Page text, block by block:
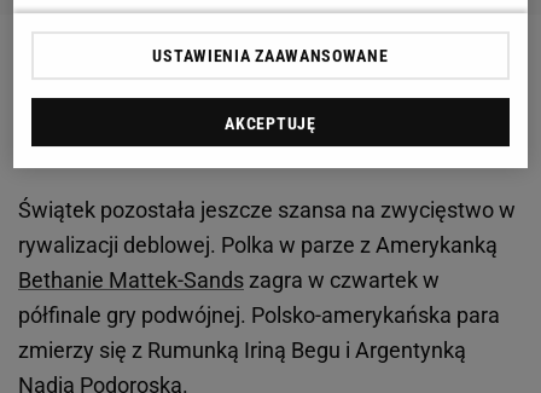
Zobacz wideoIga Świątek: Najważniejsze jest to,
żeby nie mieć oczekiwań w stosunku do swojej gry.
Wtedy mój poziom się poprawia
Świątek pozostała jeszcze szansa na zwycięstwo w
rywalizacji deblowej. Polka w parze z Amerykanką
Bethanie Mattek-Sandszagra w czwartek w
półfinale gry podwójnej. Polsko-amerykańska para
zmierzy się z Rumunką Iriną Begu i Argentynką
Nadią Podoroską.
USTAWIENIA ZAAWANSOWANE
AKCEPTUJĘ